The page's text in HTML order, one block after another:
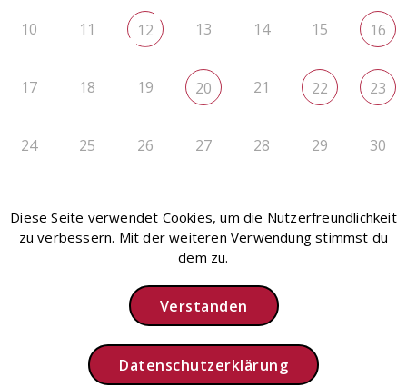
10 11 12 13 14 15 16
17 18 19 20 21 22 23
24 25 26 27 28 29 30
Impressum Datenschutz
Copyright © 2026 Sing- und Musikschule Bad Tölz e.V.
Diese Seite verwendet Cookies, um die Nutzerfreundlichkeit
zu verbessern. Mit der weiteren Verwendung stimmst du
dem zu.
Verstanden
Datenschutzerklärung